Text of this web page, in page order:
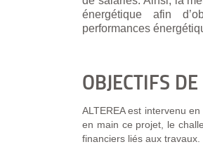
énergétique afin
performances
OBJECTIFS
ALTEREA est intervenu
en main ce projet, le
financiers liés aux travaux.